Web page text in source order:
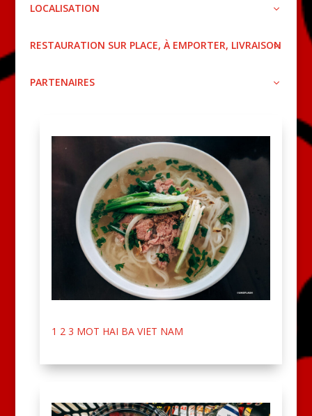
LOCALISATION
RESTAURATION SUR PLACE, À EMPORTER, LIVRAISON
PARTENAIRES
1 2 3 MOT HAI BA VIET NAM